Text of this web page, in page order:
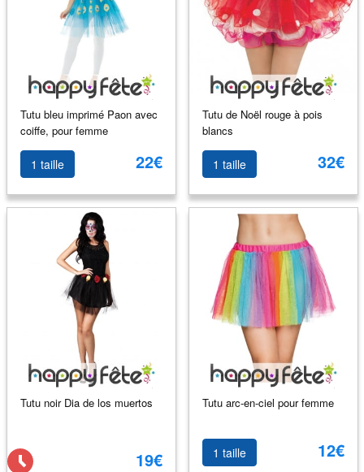
Tutu bleu imprimé Paon avec
coiffe, pour femme
1 taille 22€
Tutu de Noël rouge à pois
blancs
1 taille 32€
Tutu noir Dia de los muertos
19€
Tutu arc-en-ciel pour femme
1 taille 12€